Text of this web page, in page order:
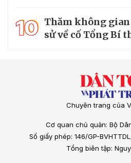
10 Thăm không
sử về cố Tổng Bí
Chuyên trang của
Cơ quan chủ quản: Bộ
Số giấy phép: 146/GP-
Tổng biên tập: